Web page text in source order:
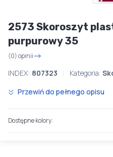
2573 Skoroszyt
purpurowy 35
(0) opinii
INDEX: 807323 Kategoria:
Przewiń do pełnego opisu
Dostępne kolory: